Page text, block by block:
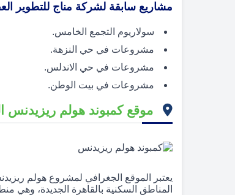
مشاريع سابقة لشركة مناج للتطوير
سولاريوم التجمع الخامس.
مشروعات في حي النزهة.
مشروعات في حي الاندلس.
مشروعات في بيت الوطن.
موقع كمبوند هولم ريزيدنس
يعتبر الموقع الجغرافي لمشروع هولم
المناطق السكنية بالقاهرة الجديدة، وهي